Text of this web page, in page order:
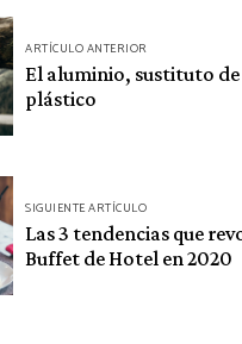
ARTÍCULO ANTERIOR
El aluminio, sustituto de
plástico
SIGUIENTE ARTÍCULO
Las 3 tendencias que
Buffet de Hotel en 2020